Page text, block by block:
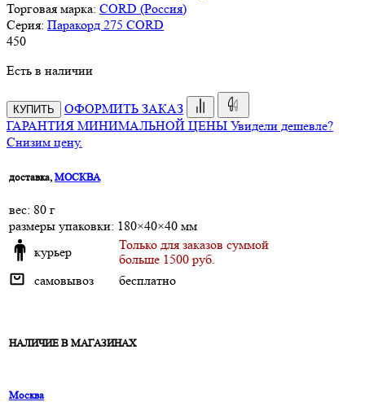
Торговая марка: CORD (Россия)
Серия: Паракорд 275 CORD
450
Есть в наличии
КУПИТЬ
ОФОРМИТЬ ЗАКАЗ
ГАРАНТИЯ МИНИМАЛЬНОЙ ЦЕНЫ Увидели дешевле?
Снизим цену.
доставка, МОСКВА
веc: 80 г
размеры упаковки: 180×40×40 мм
курьер
Только для заказов суммой
больше 1500 руб.
самовывоз
бесплатно
НАЛИЧИЕ В МАГАЗИНАХ
Москва